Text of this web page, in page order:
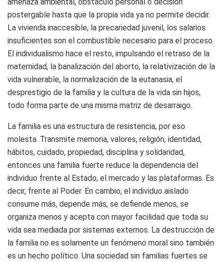
amenaza ambiental, obstáculo personal o decisión
postergable hasta que la propia vida ya no permite decidir.
La vivienda inaccesible, la precariedad juvenil, los salarios
insuficientes son el combustible necesario para el proceso.
El individualismo hace el resto, impulsando el retraso de la
maternidad, la banalización del aborto, la relativización de la
vida vulnerable, la normalización de la eutanasia, el
desprestigio de la familia y la cultura de la vida sin hijos,
todo forma parte de una misma matriz de desarraigo.
La familia es una estructura de resistencia, por eso
molesta. Transmite memoria, valores, religión, identidad,
hábitos, cuidado, propiedad, disciplina y solidaridad,
entonces una familia fuerte reduce la dependencia del
individuo frente al Estado, el mercado y las plataformas. Es
decir, frente al Poder. En cambio, el individuo aislado
consume más, depende más, se defiende menos, se
organiza menos y acepta con mayor facilidad que toda su
vida sea mediada por sistemas externos. La destrucción de
la familia no es solamente un fenómeno moral sino también
es un hecho político. Una sociedad sin familias fuertes se